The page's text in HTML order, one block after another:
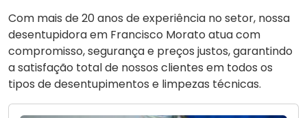
Com mais de 20 anos de experiência no setor, nossa
desentupidora em Francisco Morato atua com
compromisso, segurança e preços justos, garantindo
a satisfação total de nossos clientes em todos os
tipos de desentupimentos e limpezas técnicas.